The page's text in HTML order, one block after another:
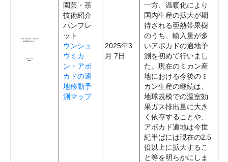
園芸・茶
技術紹介
パンフレ
ット
ウンシュ
ウミカ
ン・アボ
カドの適
地移動予
測マップ
2025年3
月 7日
一方、温暖化により
国内生産の拡大が期
待される亜熱帯果樹
のうち、輸入量が多
いアボカドの適地予
測を初めて行いまし
た。現在のミカン産
地における今後のミ
カン生産の継続は、
地球規模での温室効
果ガス排出量に大き
く依存することや、
アボカド適地は今世
紀半ばには現在の2.5
倍以上に拡大するこ
と等を明らかにしま